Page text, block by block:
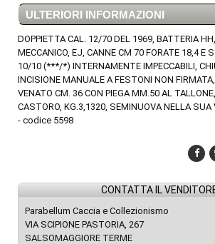
ULTERIORI INFORMAZIONI
DOPPIETTA CAL. 12/70 DEL 1969, BATTERIA
MECCANICO, EJ, CANNE CM 70 FORATE 18,4 E
10/10 (***/*) INTERNAMENTE IMPECCABILI,
INCISIONE MANUALE A FESTONI NON
VENATO CM. 36 CON PIEGA MM.50 AL
CASTORO, KG.3,1320, SEMINUOVA NELLA SUA
- codice 5598
CONTATTA IL
Parabellum Caccia e Collezionismo
VIA SCIPIONE PASTORIA, 267
SALSOMAGGIORE TERME